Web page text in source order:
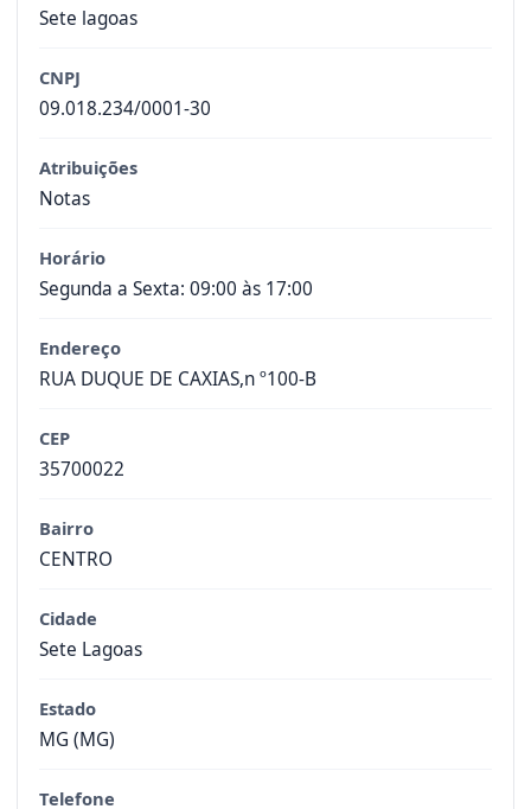
Sete lagoas
CNPJ
09.018.234/0001-30
Atribuições
Notas
Horário
Segunda a Sexta: 09:00 às 17:00
Endereço
RUA DUQUE DE CAXIAS,n º100-B
CEP
35700022
Bairro
CENTRO
Cidade
Sete Lagoas
Estado
MG (MG)
Telefone